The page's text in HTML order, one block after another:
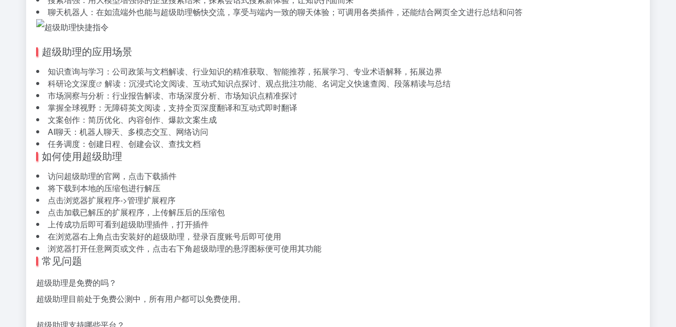
聊天机器人：在如流端外也能与超级助理畅快交流，享受与端内一致的聊天体验；可调用各类插件，还能结合网页全文进行总结和问答
超级助理的应用场景
知识查询与学习：公司政策与文档解读、行业知识的精准获取、智能推荐，拓展学习、专业术语解释，拓展边界
科研论文深度
解读：沉浸式论文阅读、互动式知识点探讨、观点批注功能、名词定义快速查阅、段落精读与总结
市场洞察与分析：行业报告解读、市场深度分析、市场知识点精准探讨
掌握全球视野：无障碍英文阅读，支持全页深度翻译和互动式即时翻译
文案创作：简历优化、内容创作、爆款文案生成
AI聊天：机器人聊天、多模态交互、网络访问
任务调度：创建日程、创建会议、查找文档
如何使用超级助理
访问超级助理的官网，点击下载插件
将下载到本地的压缩包进行解压
点击浏览器扩展程序->管理扩展程序
点击加载已解压的扩展程序，上传解压后的压缩包
上传成功后即可看到超级助理插件，打开插件
在浏览器右上角点击安装好的超级助理，登录百度账号后即可使用
浏览器打开任意网页或文件，点击右下角超级助理的悬浮图标便可使用其功能
常见问题
超级助理是免费的吗？
超级助理目前处于免费公测中，所有用户都可以免费使用。
超级助理支持哪些平台？